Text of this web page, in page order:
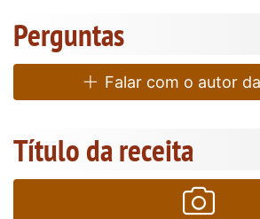
Perguntas
Falar com o autor
Título da receita